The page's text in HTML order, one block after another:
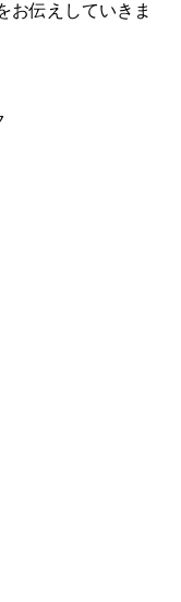
お伝えしていきま